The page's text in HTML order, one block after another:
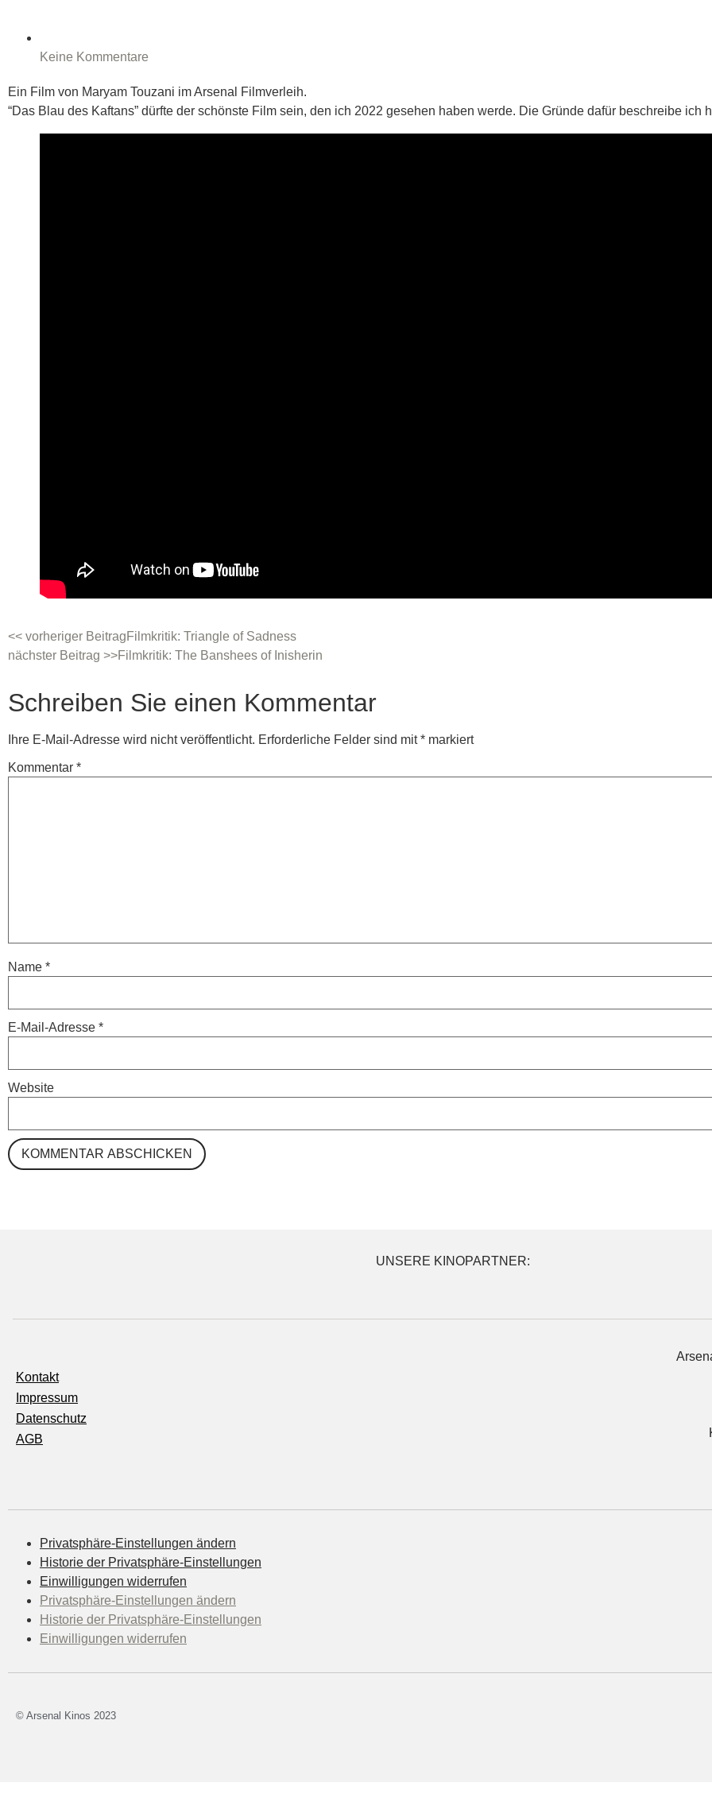
Keine Kommentare
Ein Film von Maryam Tou­za­ni im Arse­nal Film­ver­leih.
“Das Blau des Kaftans” dürf­te der schöns­te Film sein, den ich 2022 gese­hen haben wer­de. Die Grün­de dafür beschrei­be ich
<< vorheriger BeitragFilm­kri­tik: Tri­ang­le of Sadness
nächster Beitrag >>Film­kri­tik: The Bans­hees of Inisherin
Schreiben Sie einen Kommentar
Ihre E-Mail-Adresse wird nicht veröffentlicht. Erforderliche Felder sind mit* markiert
Kommentar *
Name *
E-Mail-Adresse *
Website
UNSERE KINOPARTNER:
Kontakt
Impressum
Datenschutz
AGB
Privatsphäre‐Einstellungen ändern
His­to­rie der Privatsphäre‐Einstellungen
Ein­wil­li­gun­gen widerrufen
Privatsphäre‐Einstellungen ändern
His­to­rie der Privatsphäre‐Einstellungen
Ein­wil­li­gun­gen widerrufen
© Arsenal Kinos 2023